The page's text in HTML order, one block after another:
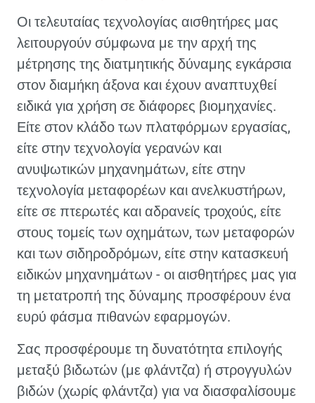
Οι τελευταίας τεχνολογίας αισθητήρες μας
λειτουργούν σύμφωνα με την αρχή της
μέτρησης της διατμητικής δύναμης εγκάρσια
στον διαμήκη άξονα και έχουν αναπτυχθεί
ειδικά για χρήση σε διάφορες βιομηχανίες.
Είτε στον κλάδο των πλατφόρμων εργασίας,
είτε στην τεχνολογία γερανών και
ανυψωτικών μηχανημάτων, είτε στην
τεχνολογία μεταφορέων και ανελκυστήρων,
είτε σε πτερωτές και αδρανείς τροχούς, είτε
στους τομείς των οχημάτων, των μεταφορών
και των σιδηροδρόμων, είτε στην κατασκευή
ειδικών μηχανημάτων - οι αισθητήρες μας για
τη μετατροπή της δύναμης προσφέρουν ένα
ευρύ φάσμα πιθανών εφαρμογών.
Σας προσφέρουμε τη δυνατότητα επιλογής
μεταξύ βιδωτών (με φλάντζα) ή στρογγυλών
βιδών (χωρίς φλάντζα) για να διασφαλίσουμε